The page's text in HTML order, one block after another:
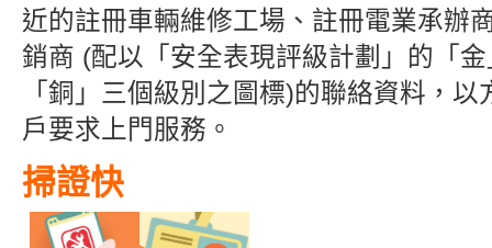
近的註冊車輛維修工場、註冊電業承辦
銷商 (配以「安全表現評級計劃」的「
「銅」三個級別之圖標)的聯絡資料，
戶要求上門服務。
掃證快